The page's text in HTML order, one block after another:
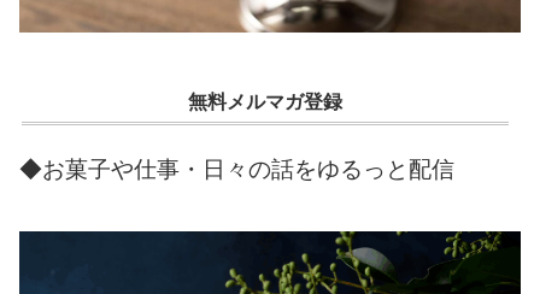
無料メルマガ登録
◆お菓子や仕事・日々の話をゆるっと配信